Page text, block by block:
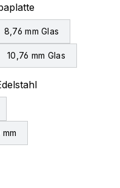
auswählen
8,76 mm Glas
10,76 mm Glas
auswählen